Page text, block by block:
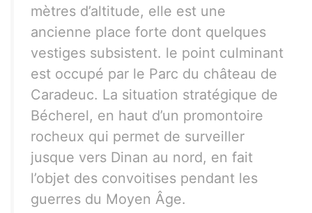
mètres d’altitude, elle est une
ancienne place forte dont quelques
vestiges subsistent. le point culminant
est occupé par le Parc du château de
Caradeuc. La situation stratégique de
Bécherel, en haut d’un promontoire
rocheux qui permet de surveiller
jusque vers Dinan au nord, en fait
l’objet des convoitises pendant les
guerres du Moyen Âge.